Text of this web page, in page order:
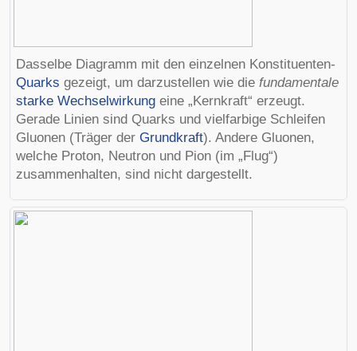
Dasselbe Diagramm mit den einzelnen Konstituenten-
Quarks gezeigt, um darzustellen wie die fundamentale
starke Wechselwirkung eine „Kernkraft“ erzeugt.
Gerade Linien sind Quarks und vielfarbige Schleifen
Gluonen (Träger der Grundkraft). Andere Gluonen,
welche Proton, Neutron und Pion (im „Flug“)
zusammenhalten, sind nicht dargestellt.